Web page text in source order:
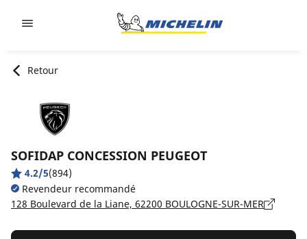
Retour
SOFIDAP CONCESSION PEUGEOT
4.2/5(894)
Revendeur recommandé
128 Boulevard de la Liane, 62200 BOULOGNE-SUR-MER